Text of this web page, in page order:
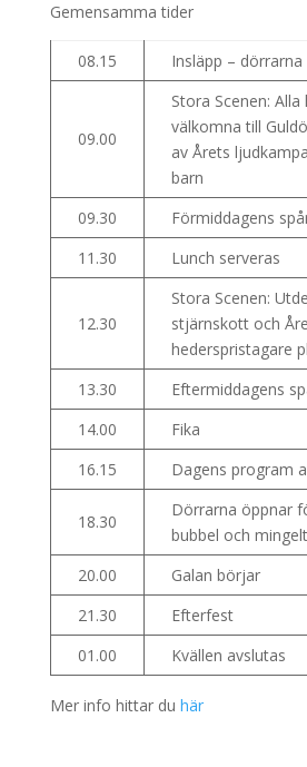
Gemensamma tider
08.15 Insläpp – dörrarna
09.00
Stora Scenen: Alla
välkomna till
av Årets
barn
09.30
Förmiddagens
11.30
Lunch serveras
12.30
Stora Scenen:
stjärnskott och
hederspristagare
13.30
Eftermiddagens
14.00
Fika
16.15
Dagens program
18.30
Dörrarna öppnar
bubbel och
20.00
Galan börjar
21.30
Efterfest
01.00
Kvällen avslutas
Mer info hittar du här